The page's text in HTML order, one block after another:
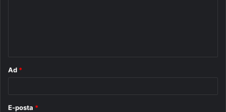
Ad *
E-posta *